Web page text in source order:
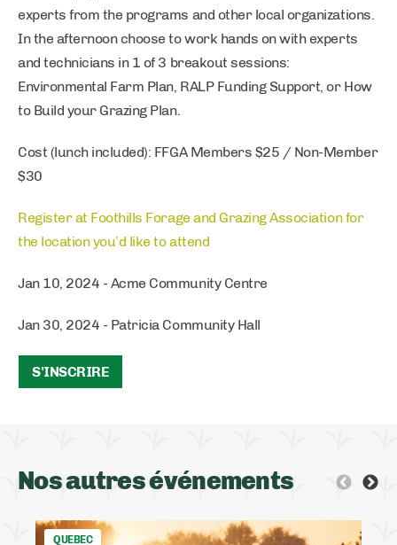
experts from the programs and other local organizations.
In the afternoon choose to work hands on with experts
and technicians in 1 of 3 breakout sessions:
Environmental Farm Plan, RALP Funding Support, or How
to Build your Grazing Plan.
Cost (lunch included): FFGA Members $25 / Non-Member
$30
Register at Foothills Forage and Grazing Association for
the location you’d like to attend
Jan 10, 2024 - Acme Community Centre
Jan 30, 2024 - Patricia Community Hall
S'INSCRIRE
Nos autres événements
QUEBEC